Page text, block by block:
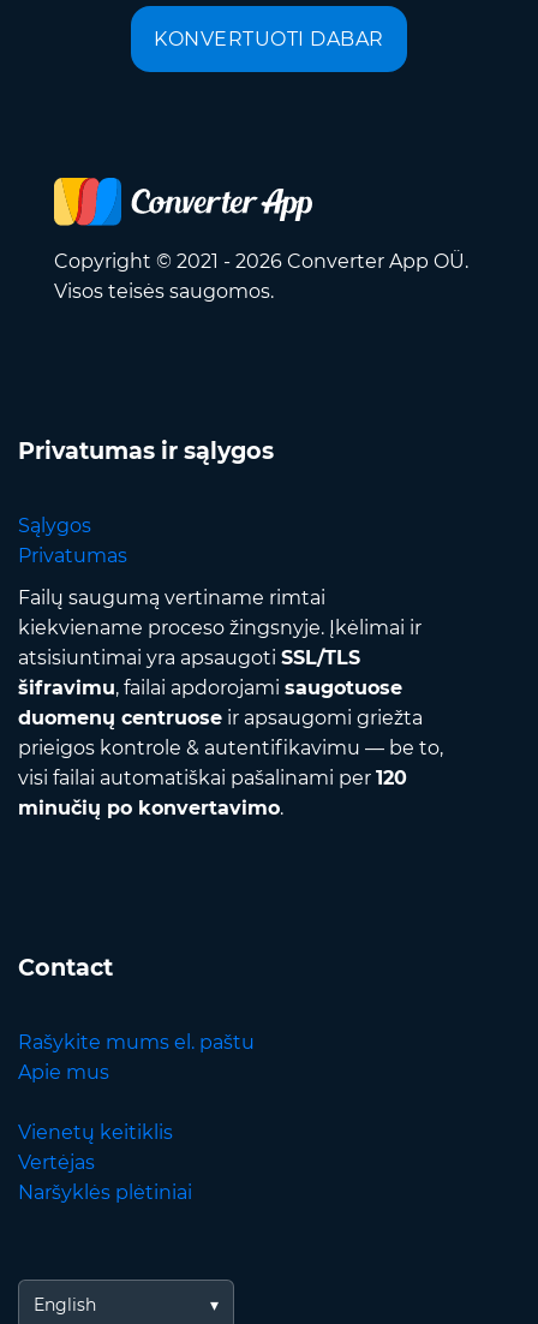
KONVERTUOTI DABAR
Copyright © 2021 - 2026 Converter App OÜ.
Visos teisės saugomos.
Privatumas ir sąlygos
Sąlygos
Privatumas
Failų saugumą vertiname rimtai
kiekviename proceso žingsnyje. Įkėlimai ir
atsisiuntimai yra apsaugoti SSL/TLS
šifravimu, failai apdorojami saugotuose
duomenų centruose ir apsaugomi griežta
prieigos kontrole & autentifikavimu — be to,
visi failai automatiškai pašalinami per 120
minučių po konvertavimo.
Contact
Rašykite mums el. paštu
Apie mus
Vienetų keitiklis
Vertėjas
Naršyklės plėtiniai
English